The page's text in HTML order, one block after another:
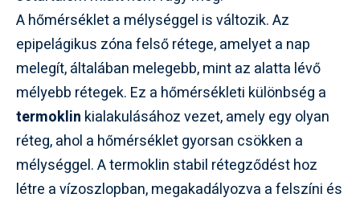
A hőmérséklet a mélységgel is változik. Az
epipelágikus zóna felső rétege, amelyet a nap
melegít, általában melegebb, mint az alatta lévő
mélyebb rétegek. Ez a hőmérsékleti különbség a
termoklin kialakulásához vezet, amely egy olyan
réteg, ahol a hőmérséklet gyorsan csökken a
mélységgel. A termoklin stabil rétegződést hoz
létre a vízoszlopban, megakadályozva a felszíni és